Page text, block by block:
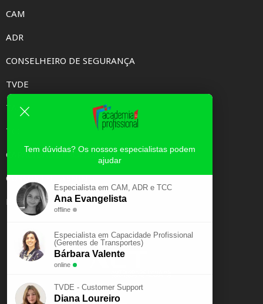
CAM
ADR
CONSELHEIRO DE SEGURANÇA
TVDE
TAXI
TCC
CAPACIDADE PROFISSIONAL
CURSOS E-LEARNING
EXAME PSICOTÉCNICO
Tem dúvidas? Os nossos especialistas podem
ajudar
Especialista em CAM, ADR e TCC
Ana Evangelista
offline
Especialista em Capacidade Profissional
(Gerentes de Transportes)
Bárbara Valente
online
TVDE - Customer Support
Diana Loureiro